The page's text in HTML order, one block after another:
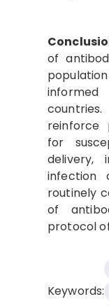
of
reinforce
for
infection
routinely
of
protocol
Keywords: